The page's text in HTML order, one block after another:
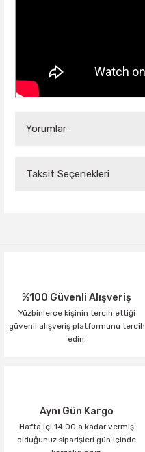
Yorumlar
Taksit Seçenekleri
%100 Güvenli Alışveriş
Yüzbinlerce kişinin tercih ettiği
güvenli alışveriş platformunu tercih
edin.
Aynı Gün Kargo
Hafta içi 14:00 a kadar vermiş
olduğunuz siparişleri gün içinde